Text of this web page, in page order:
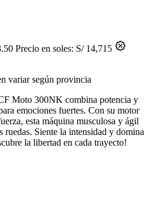
Precio en soles: S/ 14,715
variar según provincia
Moto 300NK combina potencia y
emociones fuertes. Con su motor
esta máquina musculosa y ágil
ruedas. Siente la intensidad y domina
la libertad en cada trayecto!